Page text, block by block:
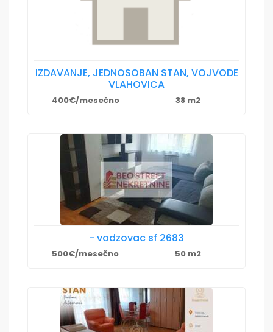
IZDAVANJE, JEDNOSOBAN STAN, VOJVODE
VLAHOVICA
400€/mesečno 38 m2
- vodzovac sf 2683
500€/mesečno 50 m2